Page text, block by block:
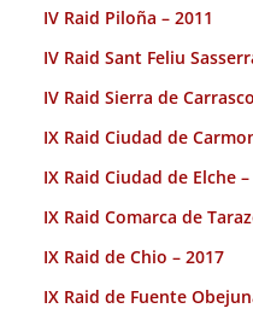
IV Raid Piloña – 2011
IV Raid Sant Feliu
IV Raid Sierra de
IX Raid Ciudad de
IX Raid Ciudad de Elche
IX Raid Comarca de
IX Raid de Chio – 2017
IX Raid de Fuente